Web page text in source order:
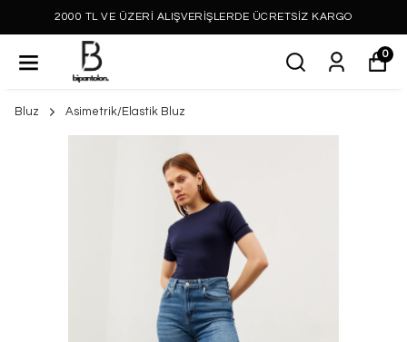
2000 TL VE ÜZERİ ALIŞVERİŞLERDE ÜCRETSİZ KARGO
0
Bluz Asimetrik/Elastik Bluz